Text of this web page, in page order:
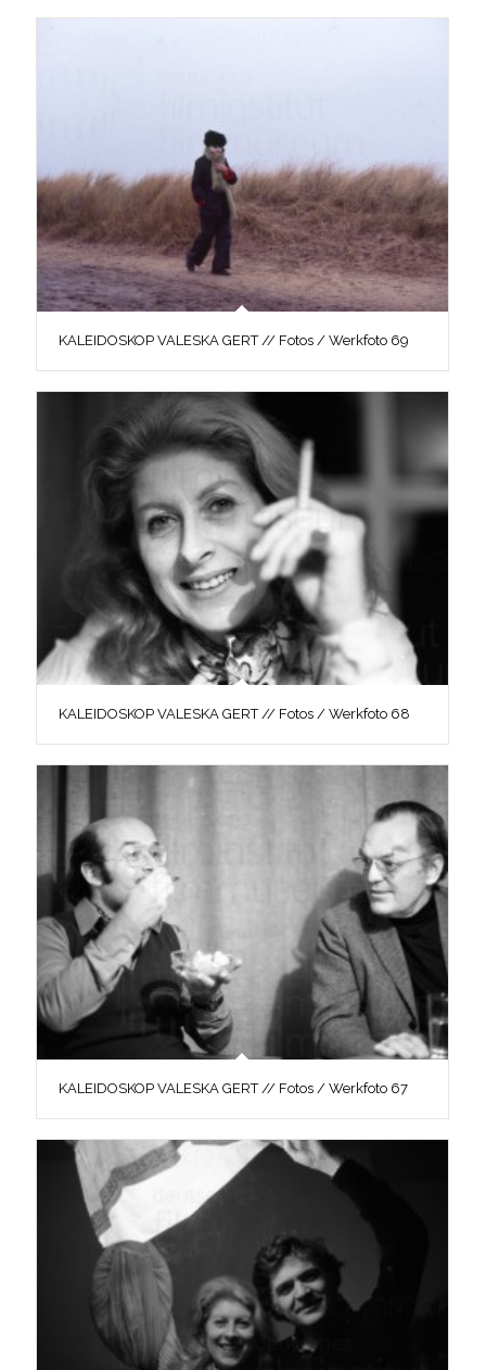
KALEIDOSKOP VALESKA GERT // Fotos / Werkfoto 69
KALEIDOSKOP VALESKA GERT // Fotos / Werkfoto 68
KALEIDOSKOP VALESKA GERT // Fotos / Werkfoto 67